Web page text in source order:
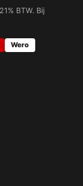
BTW. Bij
Wero